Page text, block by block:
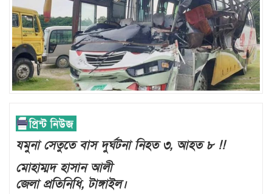
যমুনা সেতুতে বাস দুর্ঘটনা নিহত ৩, আহত ৮ !!
মোহাম্মদ হাসান আলী
জেলা প্রতিনিধি, টাঙ্গাইল।